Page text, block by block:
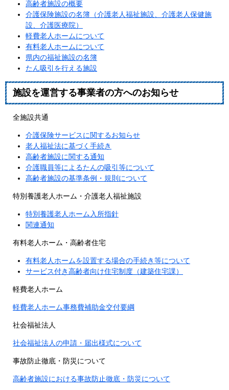
高齢者施設の概要
介護保険施設の名簿（介護老人福祉施設、介護老人保健施
設、介護医療院）
軽費老人ホームについて
有料老人ホームについて
県内の福祉施設の名簿
たん吸引を行える施設
施設を運営する事業者の方へのお知らせ
全施設共通
介護保険サービスに関するお知らせ
老人福祉法に基づく手続き
高齢者施設に関する通知
介護職員等によるたんの吸引等について
高齢者施設の基準条例・規則について
特別養護老人ホーム・介護老人福祉施設
特別養護老人ホーム入所指針
関連通知
有料老人ホーム・高齢者住宅
有料老人ホームを設置する場合の手続き等について
サービス付き高齢者向け住宅制度（建築住宅課）
軽費老人ホーム
軽費老人ホーム事務費補助金交付要綱
社会福祉法人
社会福祉法人の申請・届出様式について
事故防止徹底・防災について
高齢者施設における事故防止徹底・防災について